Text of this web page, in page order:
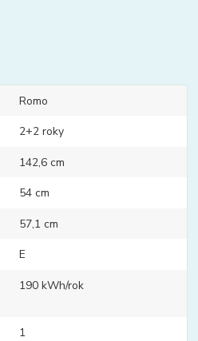
Romo
2+2 roky
142,6 cm
54 cm
57,1 cm
E
190 kWh/rok
1